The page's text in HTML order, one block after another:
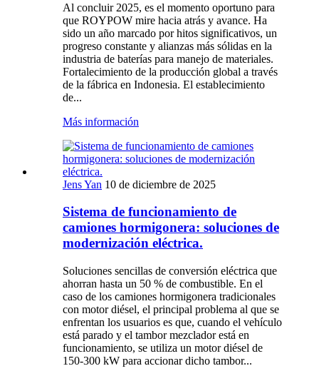
Al concluir 2025, es el momento oportuno para
que ROYPOW mire hacia atrás y avance. Ha
sido un año marcado por hitos significativos, un
progreso constante y alianzas más sólidas en la
industria de baterías para manejo de materiales.
Fortalecimiento de la producción global a través
de la fábrica en Indonesia. El establecimiento
de...
Más información
Jens Yan 10 de diciembre de 2025
Sistema de funcionamiento de
camiones hormigonera: soluciones de
modernización eléctrica.
Soluciones sencillas de conversión eléctrica que
ahorran hasta un 50 % de combustible. En el
caso de los camiones hormigonera tradicionales
con motor diésel, el principal problema al que se
enfrentan los usuarios es que, cuando el vehículo
está parado y el tambor mezclador está en
funcionamiento, se utiliza un motor diésel de
150-300 kW para accionar dicho tambor...